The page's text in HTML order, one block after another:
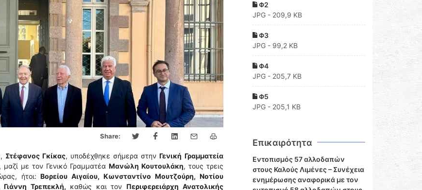
Share:
Στέφανος Γκίκας, υποδέχθηκε σήμερα στηνΓενική Γραμματεία
με τον Γενικό Γραμματέα Μανώλη Κουτουλάκη, τους τρεις
ήτοι:Βορείου Αιγαίου, Κωνσταντίνο Μουτζούρη, Νοτίου
Τρεπεκλή, καθώς και τον Περιφερειάρχη Ανατολικής
Φ2
JPG - 209,9 KB
Φ3
JPG - 99,2 KB
Φ4
JPG - 205,7 KB
Φ5
JPG - 205,1 KB
Επικαιρότητα
Εντοπισμός 57 αλλοδαπών
στους Καλούς Λιμένες – Συνέχεια
ενημέρωσης αναφορικά με τον